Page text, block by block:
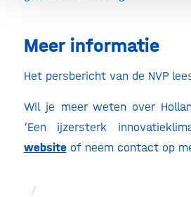
Meer informatie
Het persbericht van de NVP
Wil je meer weten over
‘Een ijzersterk
websiteof neem contact op
/